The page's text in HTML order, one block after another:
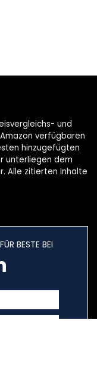
und
verfügbaren
hinzugefügten
unterliegen dem
Alle zitierten Inhalte
BESTE BEI